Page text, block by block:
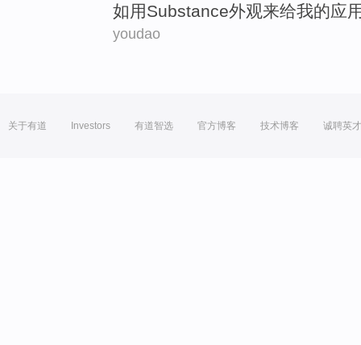
如用Substance外观来给我的应
youdao
关于有道 Investors 有道智选 官方博客 技术博客 诚聘英才